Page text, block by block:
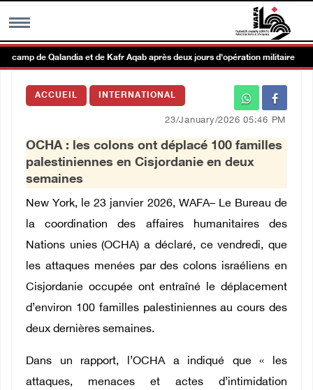
MENU
Galerie d’images
Centre palestinien
العربية
English
de Qalandia et de Kafr Aqab après deux jours d'opération militaire
ACCUEIL INTERNATIONAL
23/January/2026 05:46 PM
OCHA : les colons ont déplacé 100 familles
palestiniennes en Cisjordanie en deux
semaines
New York, le 23 janvier 2026, WAFA– Le Bureau de
la coordination des affaires humanitaires des
Nations unies (OCHA) a déclaré, ce vendredi, que
les attaques menées par des colons israéliens en
Cisjordanie occupée ont entraîné le déplacement
d’environ 100 familles palestiniennes au cours des
deux dernières semaines.
Dans un rapport, l’OCHA a indiqué que « les
attaques, menaces et actes d’intimidation